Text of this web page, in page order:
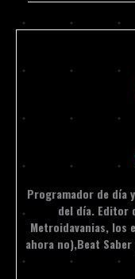
Programador de día
del día. Editor
Metroidavanias, los
ahora no),Beat